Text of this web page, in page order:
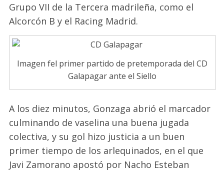
Grupo VII de la Tercera madrileña, como el
Alcorcón B y el Racing Madrid.
Imagen fel primer partido de pretemporada del CD
Galapagar ante el Siello
A los diez minutos, Gonzaga abrió el marcador
culminando de vaselina una buena jugada
colectiva, y su gol hizo justicia a un buen
primer tiempo de los arlequinados, en el que
Javi Zamorano apostó por Nacho Esteban